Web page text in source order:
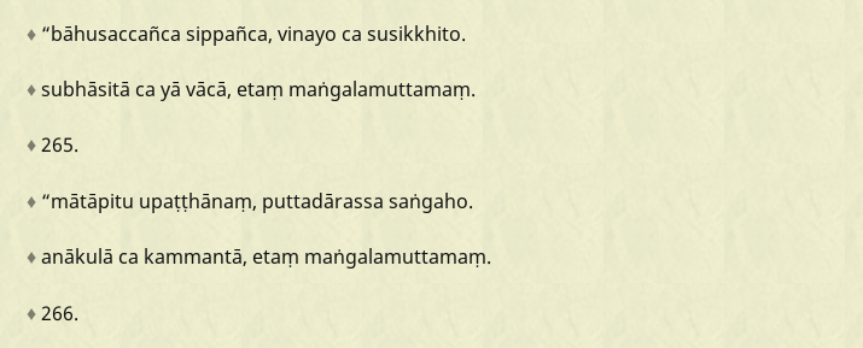
♦ “bāhusaccañca sippañca, vinayo ca susikkhito.
♦subhāsitā ca yā vācā, etaṃ maṅgalamuttamaṃ.
♦265.
♦ “mātāpitu upaṭṭhānaṃ, puttadārassa saṅgaho.
♦anākulā ca kammantā, etaṃ maṅgalamuttamaṃ.
♦266.